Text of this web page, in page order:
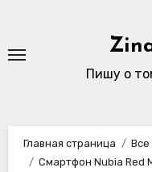
содержимому
Пишу о
Главная страница
Все
Смартфон Nubia Red